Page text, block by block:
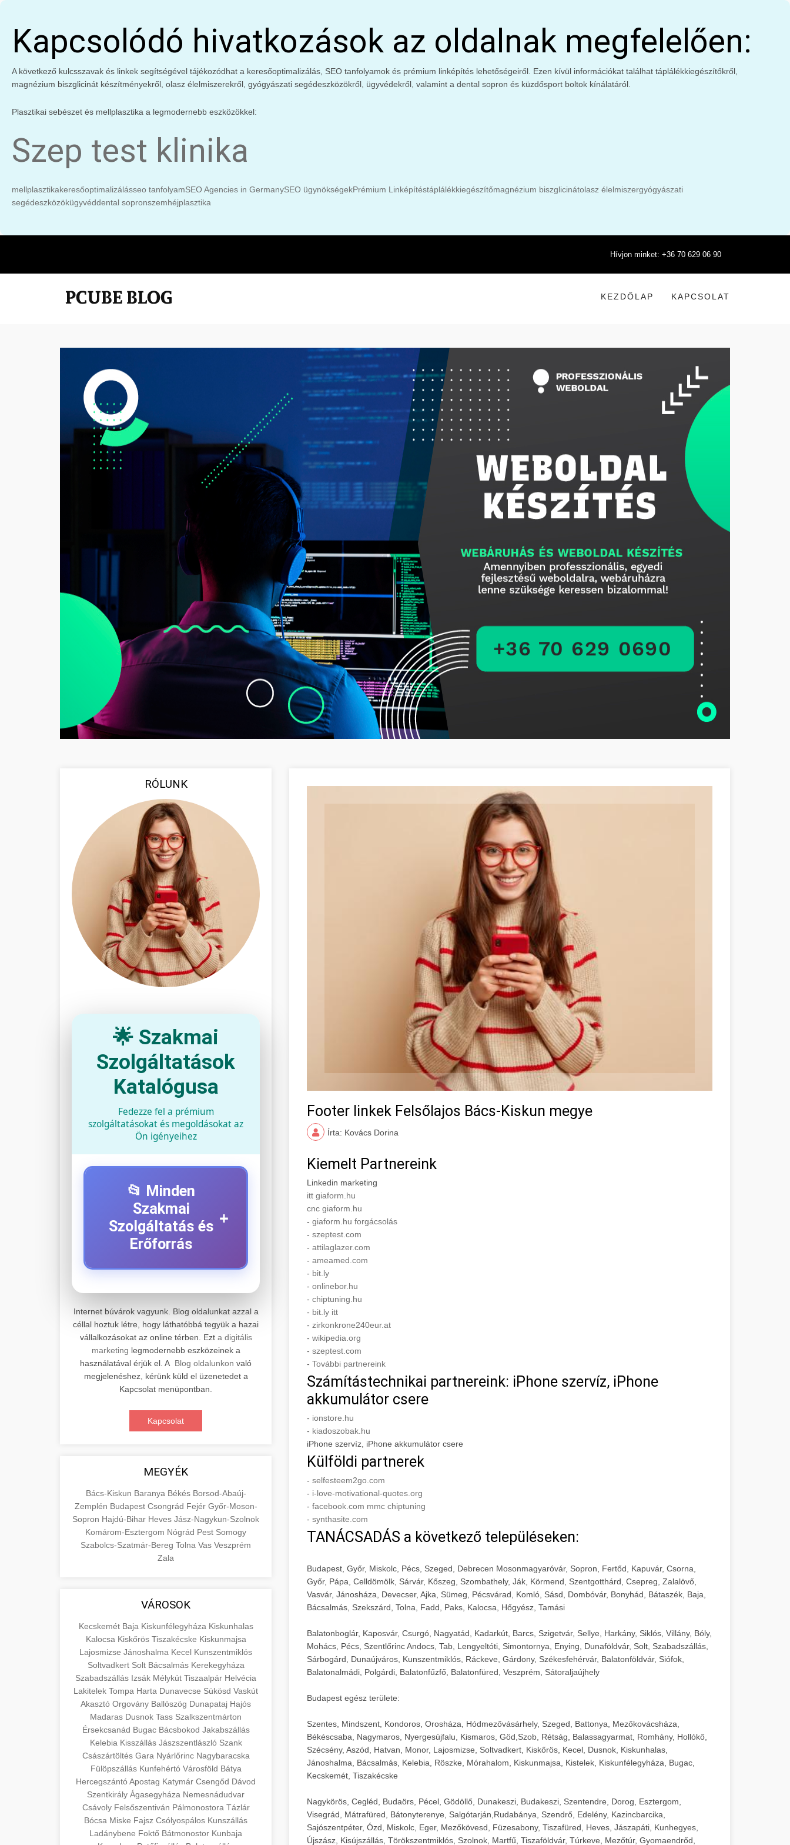
Kapcsolódó hivatkozások az oldalnak megfelelően:
A következő kulcsszavak és linkek segítségével tájékozódhat a keresőoptimalizálás, SEO tanfolyamok és prémium linképítés lehetőségeiről. Ezen kívül információkat találhat táplálékkiegészítőkről,
magnézium biszglicinát készítményekről, olasz élelmiszerekről, gyógyászati segédeszközökről, ügyvédekről, valamint a dental sopron és küzdősport boltok kínálatáról.
Plasztikai sebészet és mellplasztika a legmodernebb eszközökkel:
Szep test klinika
mellplasztikakeresőoptimalizálásseo tanfolyamSEO Agencies in GermanySEO ügynökségekPrémium Linképítéstáplálékkiegészítőmagnézium biszglicinátolasz élelmiszergyógyászati
segédeszközökügyvéddental sopronszemhéjplasztika
Hívjon minket: +36 70 629 06 90
KEZDŐLAP KAPCSOLAT
RÓLUNK
🌟 Szakmai
Szolgáltatások
Katalógusa
Fedezze fel a prémium
szolgáltatásokat és megoldásokat az
Ön igényeihez
📂 Minden
Szakmai
Szolgáltatás és
Erőforrás
+
+
Professzionális elektromos roller
javítási és karbantartási szolgáltatások.
Szakértő technikusaink minőségi
szervízt nyújtanak minden jelentős
márkához és modellhez.
Szervizközpont Látogatása
📊 2. Online Marketing
Ügynökség
+
Átfogó online marketing
közösségi média kezelést és digitális
hirdetéseket. Növekedés elérése
aimarketingugynokseg.hu
digitális ügynökségi szolgáltatások
🛴 3. Legjobb
Elektromos Roller
elektromos rollereket. Hasonlítsa össze
árakat megalapozott vásárlási
döntéshez.
Legjobb Modellek
Megtekintése
🔗 4. Prémium
Magas minőségű backlink beszerzési
szolgáltatások webhelye autoritásának
és keresőmotoros rangsorolásának
növeléséhez. Csak fehér kalapú
aimarketingugynokseg.hu
minőségi backlink szolgáltatás
📦 5. Termékek és
Szolgáltatások
+
fogalmait a közgazdaságtanban és az
üzleti életben. Ismerje meg a
terméktípusokat és szolgáltatási
kategóriákat.
en.wikipedia.org
gazdasági koncepciók
💶 6. EU-s Pénzek
Információk az EU finanszírozási
lehetőségeiről, pályázatokról és
pénzügyi támogatási programokról.
Maradjon tájékozott a vállalkozások és
projektek számára elérhető
forrásokról.
kozter.com - EU-s pénzek
EU pályázati programok
🚀 7. SEO Ügynökség +
Szakértő keresőmotor-optimalizálási
szolgáltatások webhelye
láthatóságának és organikus
forgalmának javításához. Technikai
SEO, tartalom optimalizálás és még sok
más.
onlinemarketing101.biz
keresési optimalizálási szakértők
💎 8. Mellplasztika +
Professzionális mellnagyobbítási
szolgáltatások tapasztalt sebészekkel.
Tudjon meg többet az eljárásokról, a
gyógyulásról és a konzultációs
lehetőségekről az esztétikai
fejlesztéshez.
szeptest.com
✨ 9. Hasplasztika +
Szakértő hasplasztikai eljárások
laposabb, feszesebb has eléréséhez.
Konzultáció minősített plasztikai
sebészekkel és átfogó utókezeléssel.
szeptest.com
👁️ 10. Szemhéjplasztika +
Professzionális blefaroplasztikai
eljárások megjelenése frissítéséhez.
📈 11. Paciensek
Internet búvárok vagyunk. Blog oldalunkat azzal a
céllal hoztuk létre, hogy láthatóbbá tegyük a hazai
vállalkozásokat az online térben. Ezt a digitális
marketing legmodernebb eszközeinek a
használatával érjük el. A Blog oldalunkon való
megjelenéshez, kérünk küld el üzenetedet a
Kapcsolat menüpontban.
Kapcsolat
MEGYÉK
Bács-Kiskun Baranya Békés Borsod-Abaúj-
Zemplén Budapest Csongrád Fejér Győr-Moson-
Sopron Hajdú-Bihar Heves Jász-Nagykun-Szolnok
Komárom-Esztergom Nógrád Pest Somogy
Szabolcs-Szatmár-Bereg Tolna Vas Veszprém
Zala
VÁROSOK
Kecskemét Baja Kiskunfélegyháza Kiskunhalas
Kalocsa Kiskőrös Tiszakécske Kiskunmajsa
Lajosmizse Jánoshalma Kecel Kunszentmiklós
Soltvadkert Solt Bácsalmás Kerekegyháza
Szabadszállás Izsák Mélykút Tiszaalpár Helvécia
Lakitelek Tompa Harta Dunavecse Sükösd Vaskút
Akasztó Orgovány Ballószög Dunapataj Hajós
Madaras Dusnok Tass Szalkszentmárton
Érsekcsanád Bugac Bácsbokod Jakabszállás
Kelebia Kisszállás Jászszentlászló Szank
Császártöltés Gara Nyárlőrinc Nagybaracska
Fülöpszállás Kunfehértó Városföld Bátya
HercegszántóApostag Katymár Csengőd Dávod
Szentkirály Ágasegyháza Nemesnádudvar
Csávoly Felsőszentiván Pálmonostora Tázlár
Bócsa Miske Fajsz Csólyospálos Kunszállás
Ladánybene Foktő Bátmonostor Kunbaja
Footer linkek Felsőlajos Bács-Kiskun megye
Írta: Kovács Dorina
Kiemelt Partnereink
Linkedin marketing
itt giaform.hu
cnc giaform.hu
- giaform.hu forgácsolás
- szeptest.com
- attilaglazer.com
- ameamed.com
- bit.ly
- onlinebor.hu
- chiptuning.hu
- bit.ly itt
- zirkonkrone240eur.at
- wikipedia.org
- szeptest.com
- További partnereink
Számítástechnikai partnereink: iPhone szervíz, iPhone
akkumulátor csere
- ionstore.hu
- kiadoszobak.hu
iPhone szervíz, iPhone akkumulátor csere
Külföldi partnerek
- selfesteem2go.com
- i-love-motivational-quotes.org
- facebook.com mmc chiptuning
- synthasite.com
TANÁCSADÁS a következő településeken:
Budapest, Győr, Miskolc, Pécs, Szeged, Debrecen Mosonmagyaróvár, Sopron, Fertőd, Kapuvár, Csorna,
Győr, Pápa, Celldömölk, Sárvár, Kőszeg, Szombathely, Ják, Körmend, Szentgotthárd, Csepreg, Zalalövő,
Vasvár, Jánosháza, Devecser, Ajka, Sümeg, Pécsvárad, Komló, Sásd, Dombóvár, Bonyhád, Bátaszék, Baja,
Bácsalmás, Szekszárd, Tolna, Fadd, Paks, Kalocsa, Hőgyész, Tamási
Balatonboglár, Kaposvár, Csurgó, Nagyatád, Kadarkút, Barcs, Szigetvár, Sellye, Harkány, Siklós, Villány, Bóly,
Mohács, Pécs, Szentlőrinc Andocs, Tab, Lengyeltóti, Simontornya, Enying, Dunaföldvár, Solt, Szabadszállás,
Sárbogárd, Dunaújváros, Kunszentmiklós, Ráckeve, Gárdony, Székesfehérvár, Balatonföldvár, Siófok,
Balatonalmádi, Polgárdi, Balatonfűzfő, Balatonfüred, Veszprém, Sátoraljaújhely
Budapest egész területe:
Szentes, Mindszent, Kondoros, Orosháza, Hódmezővásárhely, Szeged, Battonya, Mezőkovácsháza,
Békéscsaba, Nagymaros, Nyergesújfalu, Kismaros, Göd,Szob, Rétság, Balassagyarmat, Romhány, Hollókő,
Szécsény, Aszód, Hatvan, Monor, Lajosmizse, Soltvadkert, Kiskőrös, Kecel, Dusnok, Kiskunhalas,
Jánoshalma, Bácsalmás, Kelebia, Röszke, Mórahalom, Kiskunmajsa, Kistelek, Kiskunfélegyháza, Bugac,
Kecskemét, Tiszakécske
Nagykörös, Cegléd, Budaörs, Pécel, Gödöllő, Dunakeszi, Budakeszi, Szentendre, Dorog, Esztergom,
Visegrád, Mátrafüred, Bátonyterenye, Salgótarján,Rudabánya, Szendrő, Edelény, Kazincbarcika,
Sajószentpéter, Ózd, Miskolc, Eger, Mezőkövesd, Füzesabony, Tiszafüred, Heves, Jászapáti, Kunhegyes,
Újszász, Kisújszállás, Törökszentmiklós, Szolnok, Martfű, Tiszaföldvár, Túrkeve, Mezőtúr, Gyomaendrőd,